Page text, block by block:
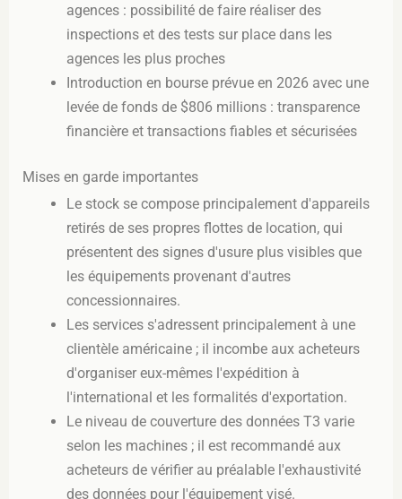
agences : possibilité de faire réaliser des
inspections et des tests sur place dans les
agences les plus proches
Introduction en bourse prévue en 2026 avec une
levée de fonds de $806 millions : transparence
financière et transactions fiables et sécurisées
Mises en garde importantes
Le stock se compose principalement d'appareils
retirés de ses propres flottes de location, qui
présentent des signes d'usure plus visibles que
les équipements provenant d'autres
concessionnaires.
Les services s'adressent principalement à une
clientèle américaine ; il incombe aux acheteurs
d'organiser eux-mêmes l'expédition à
l'international et les formalités d'exportation.
Le niveau de couverture des données T3 varie
selon les machines ; il est recommandé aux
acheteurs de vérifier au préalable l'exhaustivité
des données pour l'équipement visé.